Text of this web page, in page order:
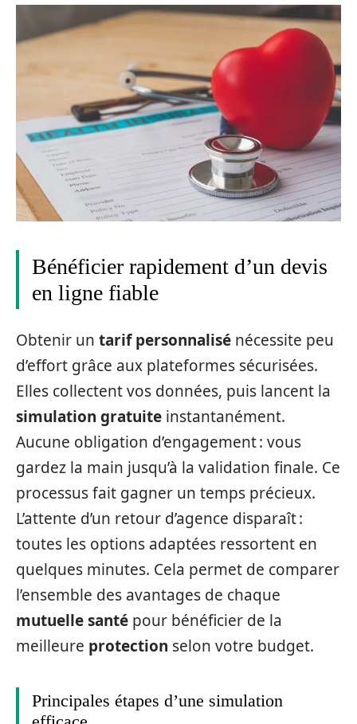
Bénéficier rapidement d’un devis
en ligne fiable
Obtenir un tarif personnalisé nécessite peu
d’effort grâce aux plateformes sécurisées.
Elles collectent vos données, puis lancent la
simulation gratuite instantanément.
Aucune obligation d’engagement : vous
gardez la main jusqu’à la validation finale. Ce
processus fait gagner un temps précieux.
L’attente d’un retour d’agence disparaît :
toutes les options adaptées ressortent en
quelques minutes. Cela permet de comparer
l’ensemble des avantages de chaque
mutuelle santé pour bénéficier de la
meilleure protection selon votre budget.
Principales étapes d’une simulation